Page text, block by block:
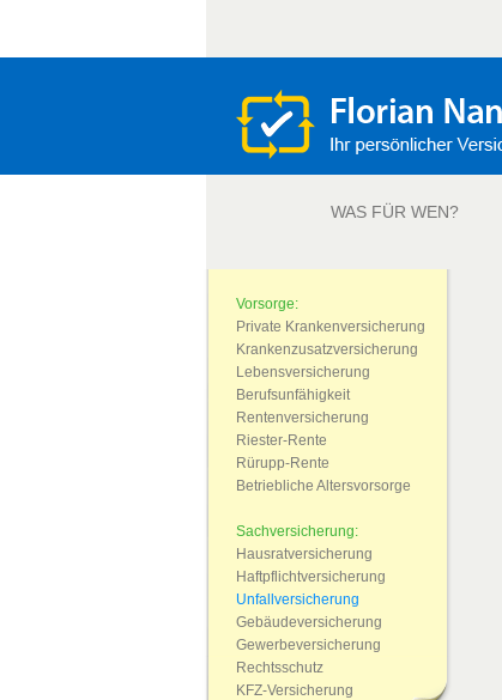
WAS FÜR WEN?
Vorsorge:
Private Krankenversicherung
Krankenzusatzversicherung
Lebensversicherung
Berufsunfähigkeit
Rentenversicherung
Riester-Rente
Rürupp-Rente
Betriebliche Altersvorsorge
Sachversicherung:
Hausratversicherung
Haftpflichtversicherung
Unfallversicherung
Gebäudeversicherung
Gewerbeversicherung
Rechtsschutz
KFZ-Versicherung